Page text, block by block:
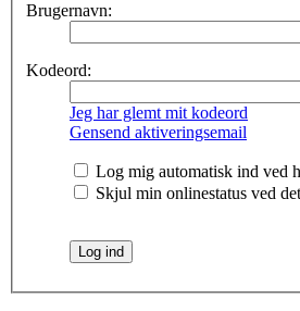
Brugernavn:
Kodeord:
Jeg har glemt mit kodeord
Gensend aktiveringsemail
Log mig automatisk ind ved
Skjul min onlinestatus ved